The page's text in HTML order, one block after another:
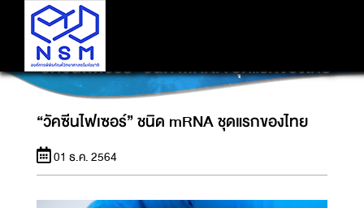
“วัคซีนไฟเซอร์” ชนิด MRNA ชุดแรกของไทย
“วัคซีนไฟเซอร์” ชนิด mRNA ชุดแรกของไทย
01 ธ.ค. 2564